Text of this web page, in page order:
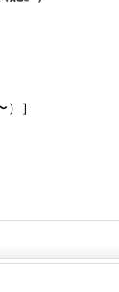
）］